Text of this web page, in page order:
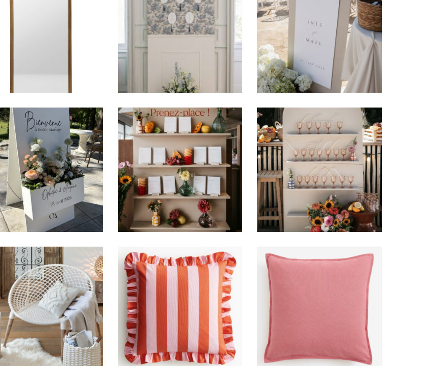
Panneau Moulure –
Malo
Panneau stop trottoir
Thais
29,00
Stop-Trottoir
« Ophélie »
39,00€
Grand panneau
« Prenez-place ! »
69,00€
Grand panneau
« Servez-vous ! »
69,00€
Fauteuil Maya
29,00€
Coussin rose frangé